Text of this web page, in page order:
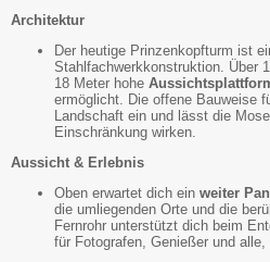
Architektur
Der heutige Prinzenkopfturm ist
Stahlfachwerkkonstruktion. Über
18 Meter hohe
ermöglicht. Die offene Bauweise
Landschaft ein und lässt die
Einschränkung wirken.
Aussicht & Erlebnis
Oben erwartet dich ein weiter
die umliegenden Orte und die
Fernrohr unterstützt dich beim
für Fotografen, Genießer und